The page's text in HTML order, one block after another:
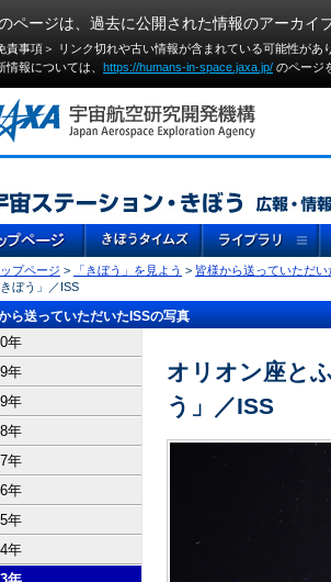
ページは、過去に公開された情報のアーカイ
責事項＞ リンク切れや古い情報が含まれている可能性が
情報については、 https://humans-in-space.jaxa.jp/ のページ
ップページ > 「きぼう」を見よう > 皆様から送っていただい
きぼう」／ISS
ら送っていただいたISSの写真
年
年
年
年
年
年
年
年
オリオン座と
う」／ISS